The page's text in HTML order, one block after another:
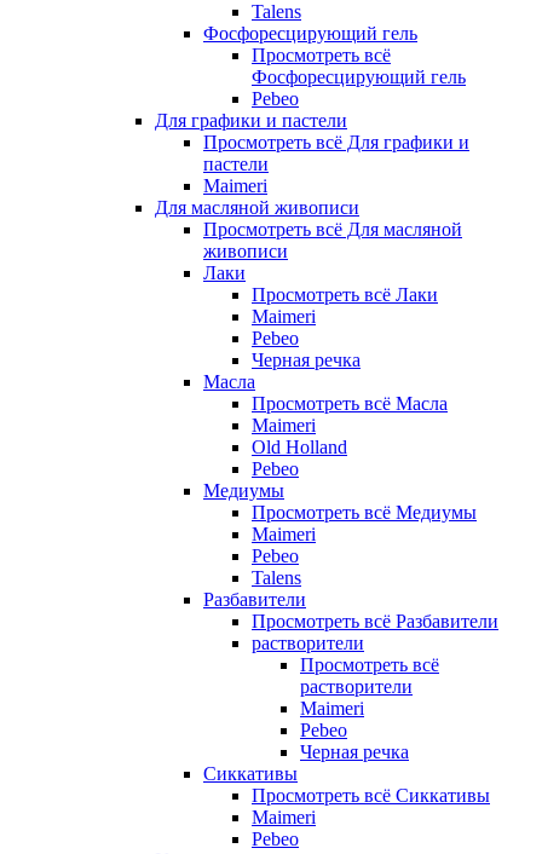
Talens
Фосфоресцирующий гель
Просмотреть всё
Фосфоресцирующий гель
Pebeo
Для графики и пастели
Просмотреть всё Для графики и
пастели
Maimeri
Для масляной живописи
Просмотреть всё Для масляной
живописи
Лаки
Просмотреть всё Лаки
Maimeri
Pebeo
Черная речка
Масла
Просмотреть всё Масла
Maimeri
Old Holland
Pebeo
Медиумы
Просмотреть всё Медиумы
Maimeri
Pebeo
Talens
Разбавители
Просмотреть всё Разбавители
растворители
Просмотреть всё
растворители
Maimeri
Pebeo
Черная речка
Сиккативы
Просмотреть всё Сиккативы
Maimeri
Pebeo